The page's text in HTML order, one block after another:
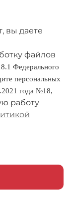
вы даете
файлов
Федерального
персональных
года №18,
работу